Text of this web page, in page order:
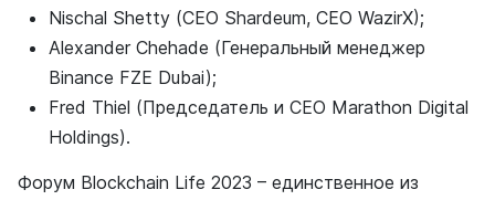
Nischal Shetty (CEO Shardeum, CEO WazirX);
Alexander Chehade (Генеральный менеджер
Binance FZE Dubai);
Fred Thiel (Председатель и CEO Marathon Digital
Holdings).
Форум Blockchain Life 2023 – единственное из